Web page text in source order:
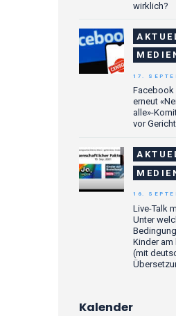
wirklich?
Facebook
erneut
alle»-
vor
17.
Live-Talk
Unter
Kinder am
(mit
16.
Kalender